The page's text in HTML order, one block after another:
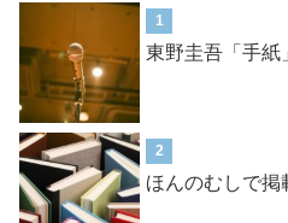
1
東野圭吾「手紙
2
ほんのむしで掲